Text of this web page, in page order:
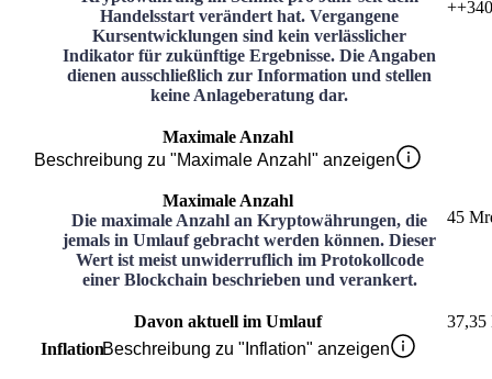
Handelsstart verändert hat. Vergangene
Kursentwicklungen sind kein verlässlicher
Indikator für zukünftige Ergebnisse. Die Angaben
dienen ausschließlich zur Information und stellen
keine Anlageberatung dar.
+
Maximale Anzahl
Beschreibung zu "Maximale Anzahl" anzeigen
Maximale Anzahl
Die maximale Anzahl an Kryptowährungen, die
jemals in Umlauf gebracht werden können. Dieser
Wert ist meist unwiderruflich im Protokollcode
einer Blockchain beschrieben und verankert.
45
Davon aktuell im Umlauf
37,35
InflationBeschreibung zu "Inflation" anzeigen